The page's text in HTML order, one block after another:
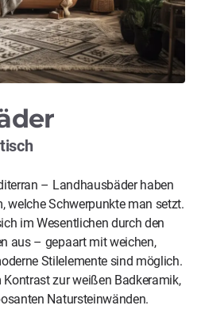
– Landhausbäder haben
welche Schwerpunkte man setzt.
im Wesentlichen durch den
aus – gepaart mit weichen,
Stilelemente sind möglich.
zur weißen Badkeramik,
Natursteinwänden.